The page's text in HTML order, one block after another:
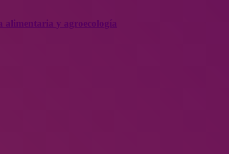
alimentaria y agroecología